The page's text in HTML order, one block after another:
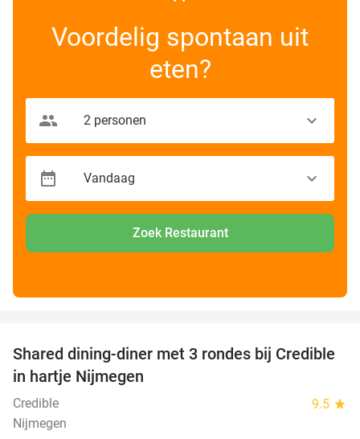
Voordelig spontaan uit
eten?
Zoek Restaurant
36%
Shared dining-diner met 3 rondes bij Credible
in hartje Nijmegen
Credible 9.5 star
Nijmegen